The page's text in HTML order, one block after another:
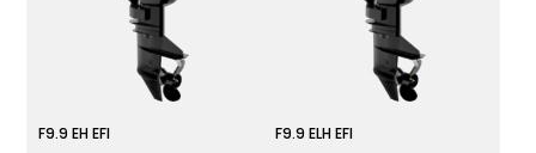
F9.9 EH EFI F9.9 ELH EFI